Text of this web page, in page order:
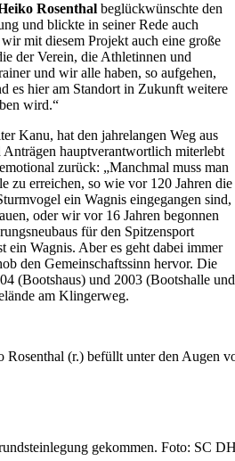
Rosenthal beglückwünschte den
und blickte in seiner Rede auch
mit diesem Projekt auch eine große
der Verein, die Athletinnen und
und wir alle haben, so aufgehen,
es hier am Standort in Zukunft weitere
wird.“
Kanu, hat den jahrelangen Weg aus
hauptverantwortlich miterlebt
zurück: „Manchmal muss man
zu erreichen, so wie vor 120 Jahren die
ein Wagnis eingegangen sind,
oder wir vor 16 Jahren begonnen
für den Spitzensport
ein Wagnis. Aber es geht dabei immer
den Gemeinschaftssinn hervor. Die
(Bootshaus) und 2003 (Bootshalle und
am Klingerweg.
Rosenthal (r.) befüllt unter den
gekommen. Foto: SC